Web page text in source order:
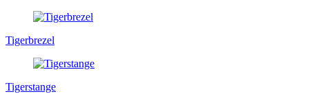
Tigerbrezel
Tigerstange